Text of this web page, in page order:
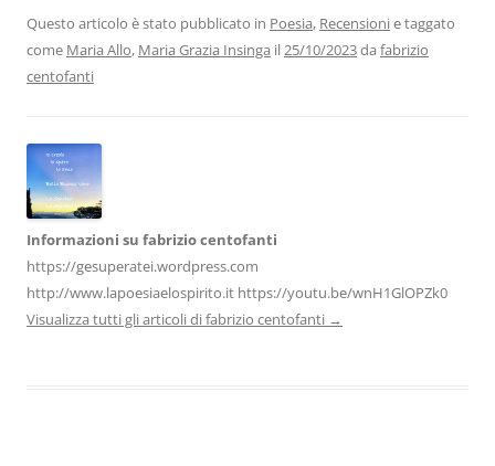
b
o
k
dI
n
A
p
a
m
vi
di
Questo articolo è stato pubblicato in Poesia, Recensionie taggato
come Maria Allo, Maria Grazia Insinga il25/10/2023da fabrizio
centofanti
Informazioni su fabrizio centofanti
https://gesuperatei.wordpress.com
http://www.lapoesiaelospirito.it https://youtu.be/wnH1GlOPZk0
Visualizza tutti gli articoli di fabrizio centofanti →